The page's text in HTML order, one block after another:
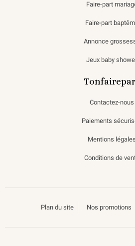
Faire-part
Faire-part
Annonce
Jeux baby
Contactez-nous
Paiements
Mentions légales
Conditions de
Plan du site Nos promotions